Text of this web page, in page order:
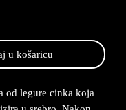
u košaricu
od legure cinka koja